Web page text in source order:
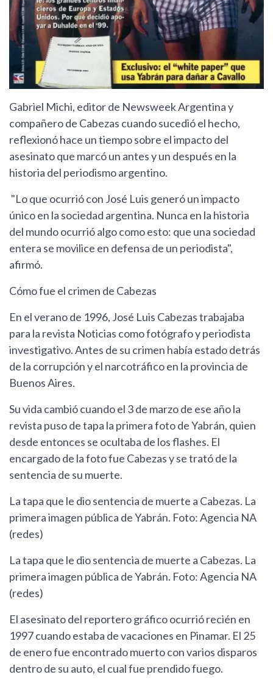
Gabriel Michi, editor de Newsweek Argentina y
compañero de Cabezas cuando sucedió el hecho,
reflexionó hace un tiempo sobre el impacto del
asesinato que marcó un antes y un después en la
historia del periodismo argentino.
"Lo que ocurrió con José Luis generó un impacto
único en la sociedad argentina. Nunca en la historia
del mundo ocurrió algo como esto: que una sociedad
entera se movilice en defensa de un periodista",
afirmó.
Cómo fue el crimen de Cabezas
En el verano de 1996, José Luis Cabezas trabajaba
para la revista Noticias como fotógrafo y periodista
investigativo. Antes de su crimen había estado detrás
de la corrupción y el narcotráfico en la provincia de
Buenos Aires.
Su vida cambió cuando el 3 de marzo de ese año la
revista puso de tapa la primera foto de Yabrán, quien
desde entonces se ocultaba de los flashes. El
encargado de la foto fue Cabezas y se trató de la
sentencia de su muerte.
La tapa que le dio sentencia de muerte a Cabezas. La
primera imagen pública de Yabrán. Foto: Agencia NA
(redes)
La tapa que le dio sentencia de muerte a Cabezas. La
primera imagen pública de Yabrán. Foto: Agencia NA
(redes)
El asesinato del reportero gráfico ocurrió recién en
1997 cuando estaba de vacaciones en Pinamar. El 25
de enero fue encontrado muerto con varios disparos
dentro de su auto, el cual fue prendido fuego.